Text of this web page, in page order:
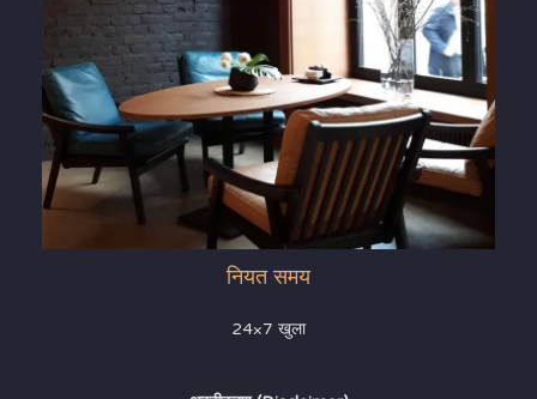
नियत समय
24×7 खुला